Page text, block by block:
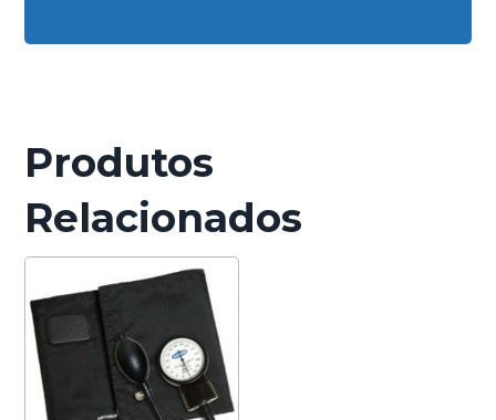
Produtos
Relacionados